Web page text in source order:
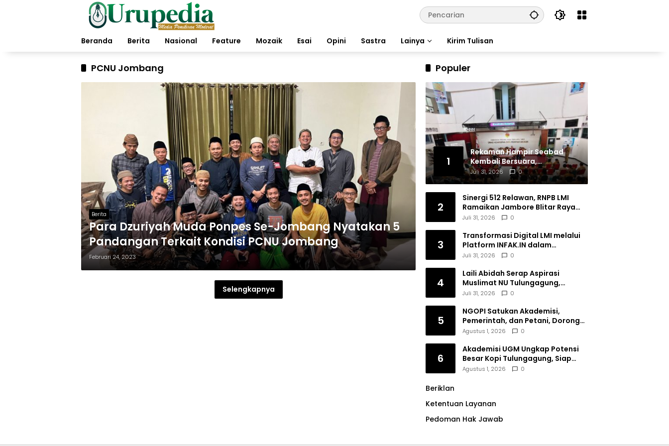
Beranda
Berita Nasional Feature Mozaik Esai Opini Sastra Lainya Kirim Tulisan
PCNU Jombang
Berita
Para Dzuriyah Muda Ponpes Se-Jombang Nyatakan 5
Pandangan Terkait Kondisi PCNU Jombang
Februari 24, 2023
Selengkapnya
Populer
1
Rekaman Hampir Seabad
Kembali Bersuara,
Masyarakat Flores Hidupkan
Lagi Ingatan Leluhur
Juli 31, 2026 0
2
Sinergi 512 Relawan, RNPB LMI
Ramaikan Jambore Blitar Raya
2026
Juli 31, 2026 0
3
Transformasi Digital LMI melalui
Platform INFAK.IN dalam
Meningkatkan Penghimpunan
Juli 31, 2026 0
4
Laili Abidah Serap Aspirasi
Muslimat NU Tulungagung,
Dorong Penguatan Peran
Juli 31, 2026 0
5
NGOPI Satukan Akademisi,
Pemerintah, dan Petani, Dorong
Konservasi Hutan serta Daya
Agustus 1, 2026 0
6
Akademisi UGM Ungkap Potensi
Besar Kopi Tulungagung, Siap
Bersaing di Pasar Nasional hingga
Agustus 1, 2026 0
Beriklan
Ketentuan Layanan
Pedoman Hak Jawab